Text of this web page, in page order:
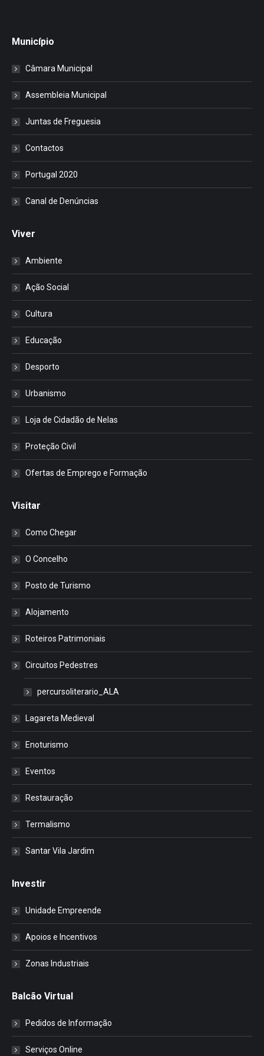
Município
Câmara Municipal
Assembleia Municipal
Juntas de Freguesia
Contactos
Portugal 2020
Canal de Denúncias
Viver
Ambiente
Ação Social
Cultura
Educação
Desporto
Urbanismo
Loja de Cidadão de Nelas
Proteção Civil
Ofertas de Emprego e Formação
Visitar
Como Chegar
O Concelho
Posto de Turismo
Alojamento
Roteiros Patrimoniais
Circuitos Pedestres
percursoliterario_ALA
Lagareta Medieval
Enoturismo
Eventos
Restauração
Termalismo
Santar Vila Jardim
Investir
Unidade Empreende
Apoios e Incentivos
Zonas Industriais
Balcão Virtual
Pedidos de Informação
Serviços Online